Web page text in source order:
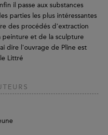
il passe aux substances
parties les plus intéressantes
des procédés d'extraction
peinture et de la sculpture
dire l'ouvrage de Pline est
Littré